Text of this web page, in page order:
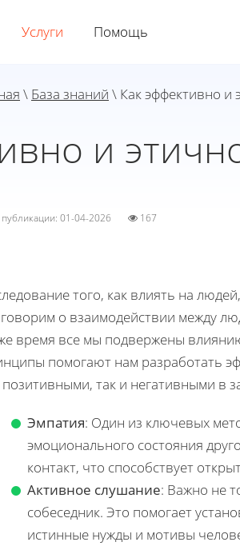
Услуги Помощь
\ База знаний \ Как эффективно и
и
публикации: 01-04-2026 167
того, как влиять на
о взаимодействии между
время все мы подвержены
помогают нам разработать
позитивными, так и негативными в
Эмпатия: Один из ключевых
эмоционального состояния
контакт, что способствует
Активное слушание: Важно не
собеседник. Это помогает
истинные нужды и мотивы